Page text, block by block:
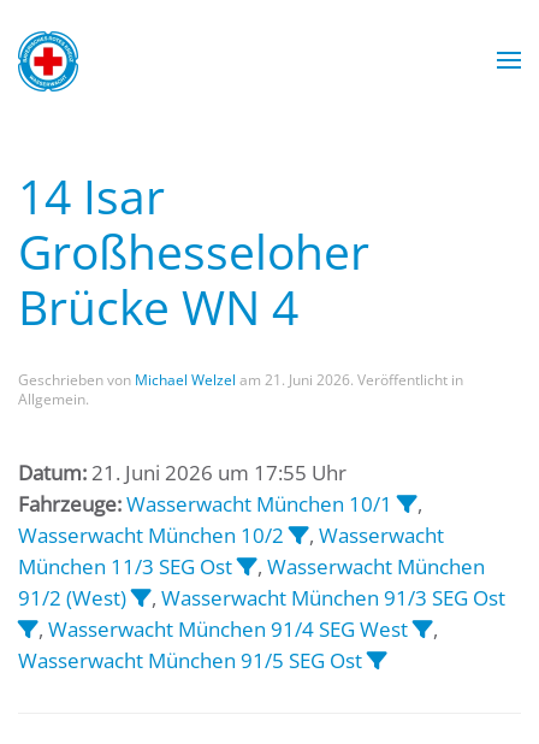
Zum Hauptinhalt springen
14 Isar
Großhesseloher
Brücke WN 4
Geschrieben von Michael Welzel am 21. Juni 2026. Veröffentlicht in
Allgemein.
Datum:21. Juni 2026 um 17:55 Uhr
Fahrzeuge:Wasserwacht München 10/1
,
Wasserwacht München 10/2
, Wasserwacht
München 11/3 SEG Ost
, Wasserwacht München
91/2 (West)
, Wasserwacht München 91/3 SEG Ost
, Wasserwacht München 91/4 SEG West
,
Wasserwacht München 91/5 SEG Ost